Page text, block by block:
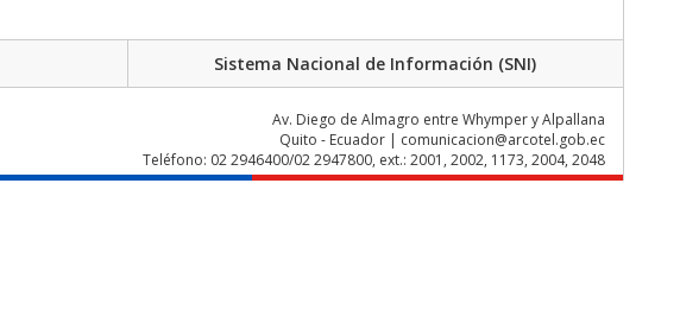
Sistema Nacional de Información (SNI)
Av. Diego de Almagro entre Whymper y Alpallana
Quito - Ecuador | comunicacion@arcotel.gob.ec
Teléfono: 02 2946400/02 2947800, ext.: 2001, 2002, 1173, 2004, 2048